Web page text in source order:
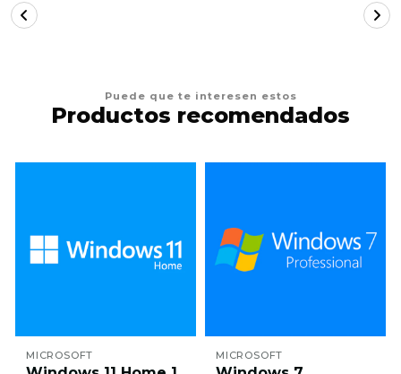
Puede que te interesen estos
Productos recomendados
MICROSOFT MICROSOFT